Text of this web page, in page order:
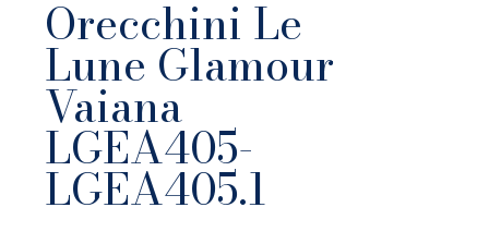
Orecchini Le
Lune Glamour
Vaiana
LGEA405-
LGEA405.1